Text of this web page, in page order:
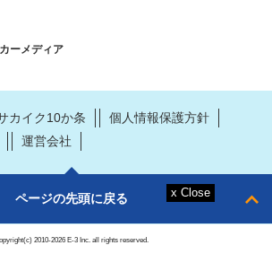
ーメディア
カイク10か条
個人情報保護方針
運営会社
ページの先頭に戻る
2010-2026 E-3 Inc. all rights reserved.